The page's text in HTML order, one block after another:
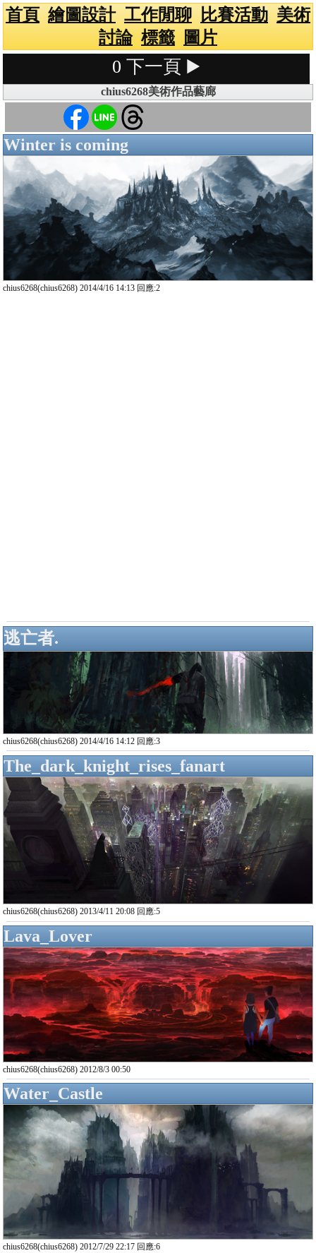
首頁 繪圖設計 工作閒聊 比賽活動 美術
討論 標籤 圖片
0 下一頁 ▶️
chius6268美術作品藝廊
Winter is coming
chius6268(chius6268) 2014/4/16 14:13 回應:2
逃亡者.
chius6268(chius6268) 2014/4/16 14:12 回應:3
The_dark_knight_rises_fanart
chius6268(chius6268) 2013/4/11 20:08 回應:5
Lava_Lover
chius6268(chius6268) 2012/8/3 00:50
Water_Castle
chius6268(chius6268) 2012/7/29 22:17 回應:6